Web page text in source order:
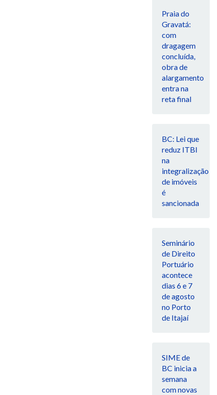
Praia do
Gravatá:
com
dragagem
concluída,
obra de
alargamento
entra na
reta final
BC: Lei que
reduz ITBI
na
integralização
de imóveis
é
sancionada
Seminário
de Direito
Portuário
acontece
dias 6 e 7
de agosto
no Porto
de Itajaí
SIME de
BC inicia a
semana
com novas